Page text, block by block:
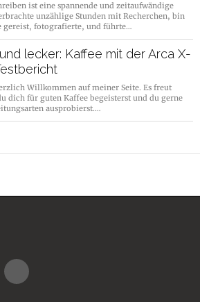
ist eine spannende und zeitaufwändige
unzählige Stunden mit Recherchen, bin
gereist, fotografierte, und führte…
lecker: Kaffee mit der Arca X-
Willkommen auf meiner Seite. Es freut
dich für guten Kaffee begeisterst und du gerne
ausprobierst.…